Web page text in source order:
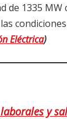
de 1335 MW
Eléctrica)
y